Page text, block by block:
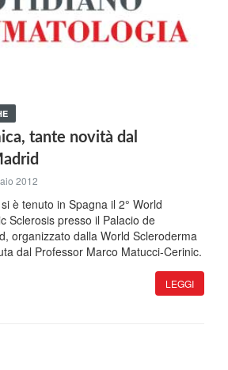
tante novità dal
2012
è tenuto in Spagna il 2° World
Sclerosis presso il Palacio de
organizzato dalla World Scleroderma
dal Professor Marco Matucci-Cerinic.
LEGGI